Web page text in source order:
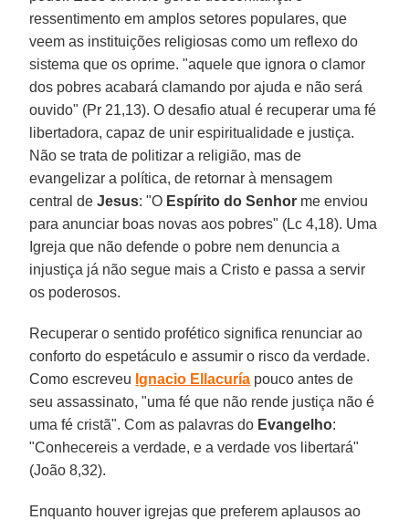
ressentimento em amplos setores populares, que
veem as instituições religiosas como um reflexo do
sistema que os oprime. "aquele que ignora o clamor
dos pobres acabará clamando por ajuda e não será
ouvido" (Pr 21,13). O desafio atual é recuperar uma fé
libertadora, capaz de unir espiritualidade e justiça.
Não se trata de politizar a religião, mas de
evangelizar a política, de retornar à mensagem
central deJesus: "O Espírito do Senhor me enviou
para anunciar boas novas aos pobres" (Lc 4,18). Uma
Igreja que não defende o pobre nem denuncia a
injustiça já não segue mais a Cristo e passa a servir
os poderosos.
Recuperar o sentido profético significa renunciar ao
conforto do espetáculo e assumir o risco da verdade.
Como escreveu Ignacio Ellacuría pouco antes de
seu assassinato, "uma fé que não rende justiça não é
uma fé cristã". Com as palavras do Evangelho:
"Conhecereis a verdade, e a verdade vos libertará"
(João 8,32).
Enquanto houver igrejas que preferem aplausos ao